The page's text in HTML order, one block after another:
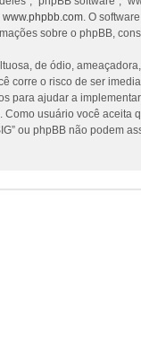
www.phpbb.com. O
sobre o phpBB,
de ódio,
corre o risco de ser
ajudar a
usuário você
ou phpBB não podem